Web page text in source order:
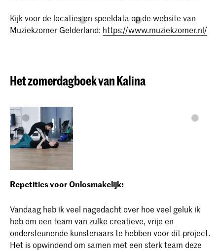
Kijk voor de locaties en speeldata op de website van
Muziekzomer Gelderland: https://www.muziekzomer.nl/
Het zomerdagboek van Kalina
Repetities voor Onlosmakelijk:
Vandaag heb ik veel nagedacht over hoe veel geluk ik
heb om een team van zulke creatieve, vrije en
ondersteunende kunstenaars te hebben voor dit project.
Het is opwindend om samen met een sterk team deze